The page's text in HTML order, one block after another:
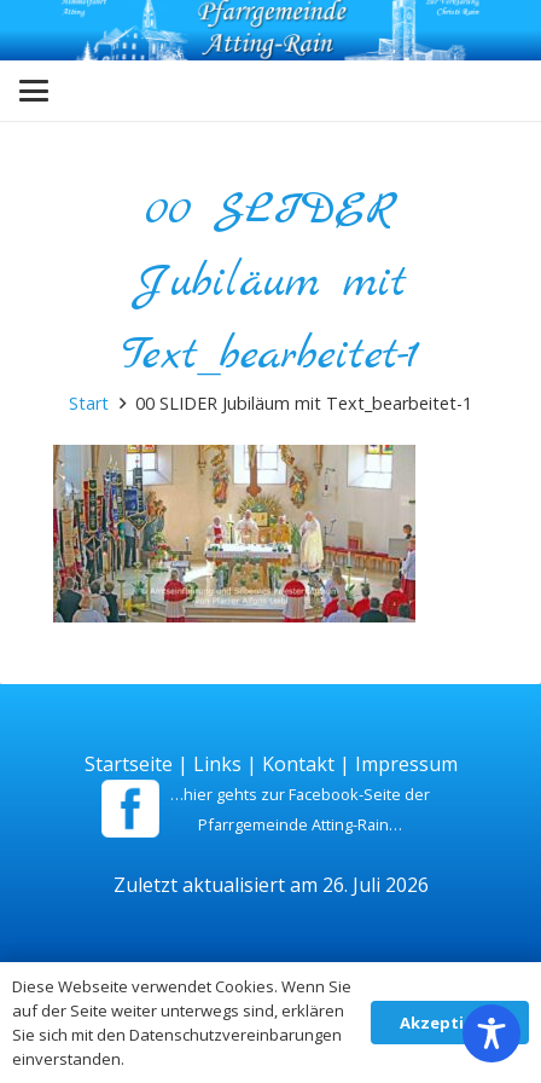
00 SLIDER
Jubiläum mit
Text_bearbeitet-1
Start 00 SLIDER Jubiläum mit Text_bearbeitet-1
Startseite | Links | Kontakt| Impressum
…hier gehts zur Facebook-Seite der
Pfarrgemeinde Atting-Rain…
Zuletzt aktualisiert am 26. Juli 2026
Diese Webseite verwendet Cookies. Wenn Sie
auf der Seite weiter unterwegs sind, erklären
Sie sich mit den Datenschutzvereinbarungen
einverstanden.
Akzeptieren